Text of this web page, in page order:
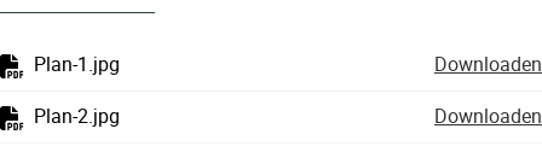
Plan-1.jpg
Downloaden
Plan-2.jpg
Downloaden